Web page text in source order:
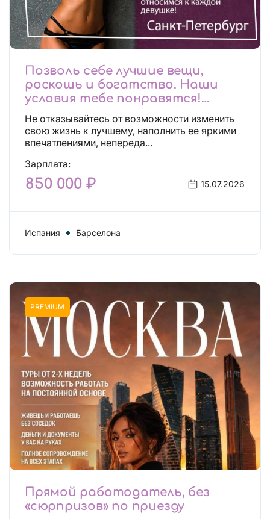
Позволь себе лучшие вещи,
роскошь и богатство. Наши
условия тебе понравятся!
Действительно отличные
условия и поддержка!
Не отказывайтесь от возможности изменить
свою жизнь к лучшему, наполнить ее яркими
впечатлениями, непереда...
Зарплата:
850 000 ₽ 15.07.2026
Испания Барселона
PREMIUM
Прямой работодатель, без
«сюрпризов» по приезду